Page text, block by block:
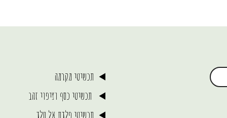
תכשיטי מקרמה
תכשיטי כסף וציפוי זהב
תכשיטי פלדת אל חלד